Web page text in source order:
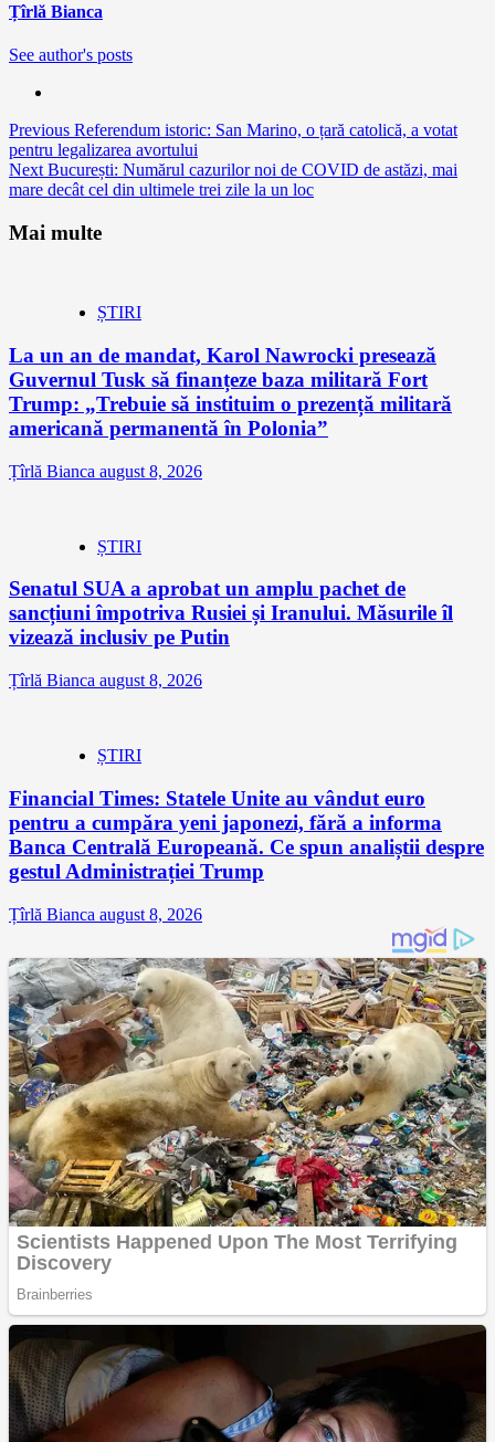
Țîrlă Bianca
See author's posts
Continue
Reading
Previous Referendum istoric: San Marino, o țară catolică, a votat
pentru legalizarea avortului
Next București: Numărul cazurilor noi de COVID de astăzi, mai
mare decât cel din ultimele trei zile la un loc
Mai multe
ȘTIRI
La un an de mandat, Karol Nawrocki presează
Guvernul Tusk să finanțeze baza militară Fort
Trump: „Trebuie să instituim o prezență militară
americană permanentă în Polonia”
Țîrlă Bianca august 8, 2026
ȘTIRI
Senatul SUA a aprobat un amplu pachet de
sancțiuni împotriva Rusiei și Iranului. Măsurile îl
vizează inclusiv pe Putin
Țîrlă Bianca august 8, 2026
ȘTIRI
Financial Times: Statele Unite au vândut euro
pentru a cumpăra yeni japonezi, fără a informa
Banca Centrală Europeană. Ce spun analiștii despre
gestul Administrației Trump
Țîrlă Bianca august 8, 2026